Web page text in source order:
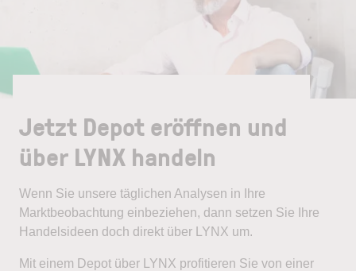
Jetzt Depot eröffnen und
über LYNX handeln
Wenn Sie unsere täglichen Analysen in Ihre
Marktbeobachtung einbeziehen, dann setzen Sie Ihre
Handelsideen doch direkt über LYNX um.
Mit einem Depot über LYNX profitieren Sie von einer